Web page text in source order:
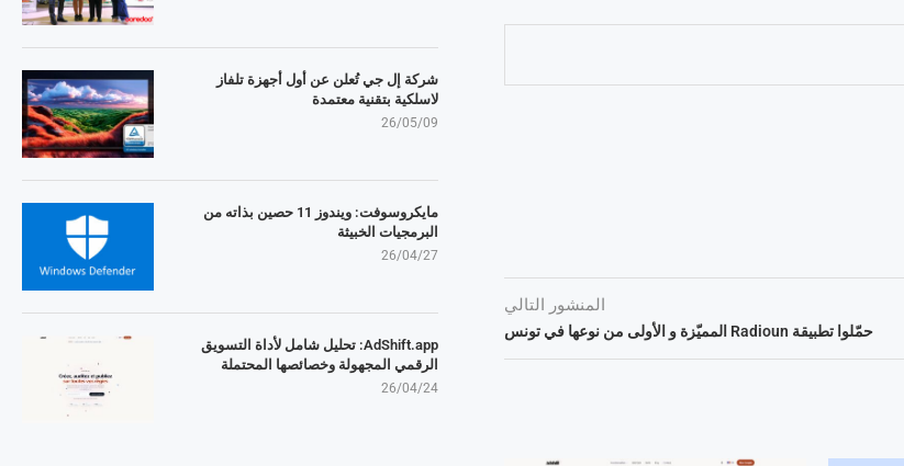
المنشور التالي
حمّلوا تطبيقة Radioun المميّزة و الأولى من نوعها في تونس
شركة إل جي تُعلن عن أول أجهزة تلفاز
لاسلكية بتقنية معتمدة
26/05/09
مايكروسوفت: ويندوز 11 حصين بذاته من
البرمجيات الخبيثة
26/04/27
AdShift.app: تحليل شامل لأداة التسويق
الرقمي المجهولة وخصائصها المحتملة
26/04/24